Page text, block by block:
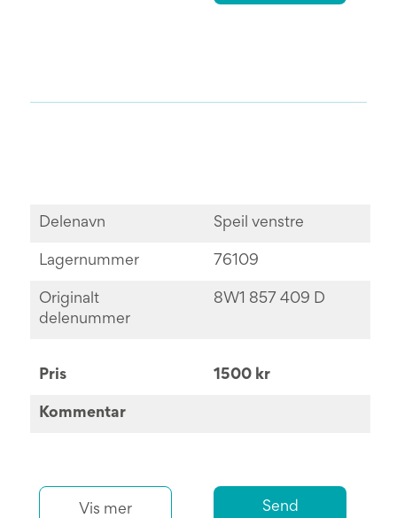
Delenavn Speil venstre
Lagernummer 76109
Originalt
delenummer
8W1 857 409 D
Pris 1500 kr
Kommentar
Vis mer
Send